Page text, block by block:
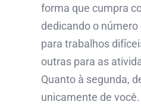
forma que cumpra
dedicando o
para trabalhos
outras para as
Quanto à segunda,
unicamente de você.